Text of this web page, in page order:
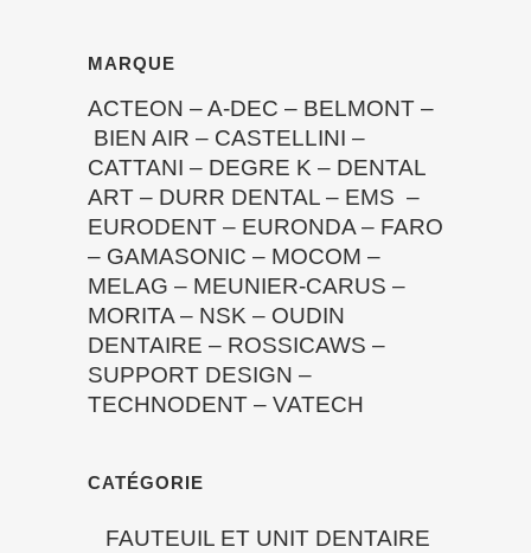
MARQUE
ACTEON –A-DEC – BELMONT –
BIEN AIR – CASTELLINI –
CATTANI – DEGRE K – DENTAL
ART – DURR DENTAL – EMS –
EURODENT – EURONDA– FARO
– GAMASONIC – MOCOM –
MELAG – MEUNIER-CARUS –
MORITA– NSK – OUDIN
DENTAIRE – ROSSICAWS –
SUPPORT DESIGN –
TECHNODENT – VATECH
CATÉGORIE
FAUTEUIL ET UNIT DENTAIRE